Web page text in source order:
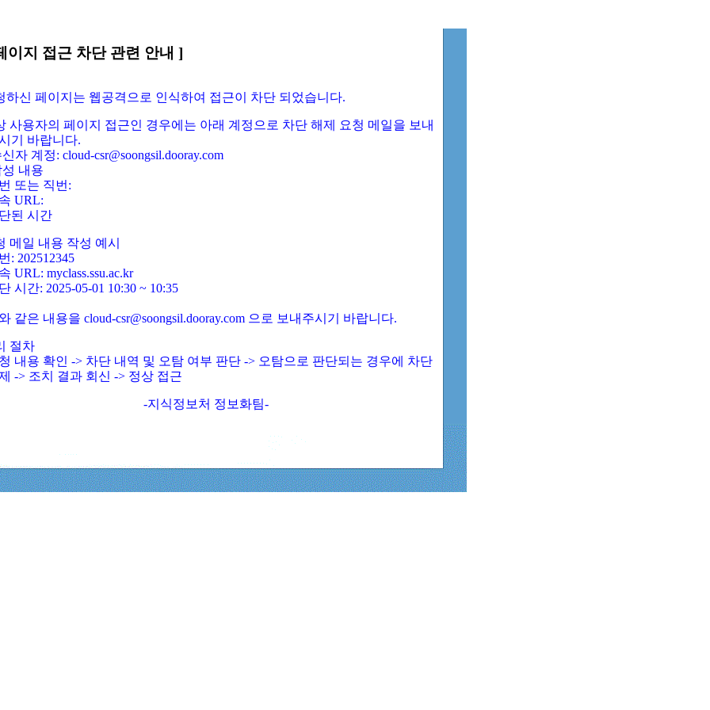
이지 접근 차단 관련 안내 ]
하신 페이지는 웹공격으로 인식하여 접근이 차단 되었습니다.
사용자의 페이지 접근인 경우에는 아래 계정으로 차단 해제 요청 메일을 보내
기 바랍니다.
자 계정: cloud-csr@soongsil.dooray.com
성 내용
또는 직번:
URL:
된 시간
메일 내용 작성 예시
: 202512345
URL: myclass.ssu.ac.kr
시간: 2025-05-01 10:30 ~ 10:35
같은 내용을 cloud-csr@soongsil.dooray.com 으로 보내주시기 바랍니다.
절차
내용 확인 -> 차단 내역 및 오탐 여부 판단 -> 오탐으로 판단되는 경우에 차단
-> 조치 결과 회신 -> 정상 접근
-지식정보처 정보화팀-